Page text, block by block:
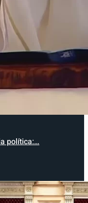
política:…